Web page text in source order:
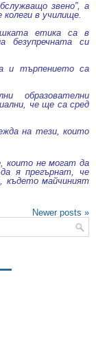
звено”, а
в училище.
етика са в
си
и търпението са
образователни
че ще са сред
на тези, които
които не могат да
я прегърнат, че
където майчиният
Newer posts »